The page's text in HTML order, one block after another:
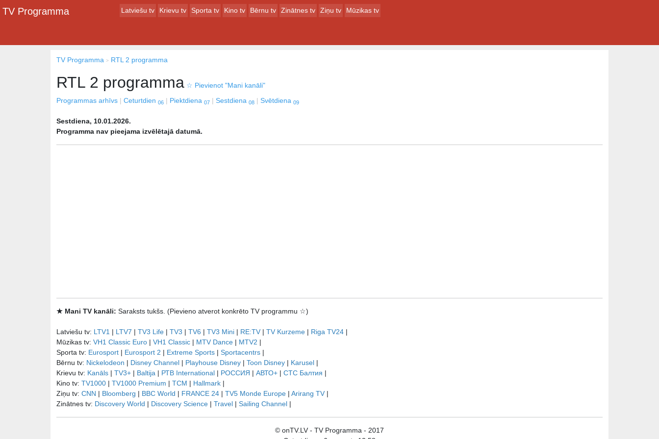
TV Programma Latviešu tv Krievu tv Sporta tv Kino tv Bērnu tv Zinātnes tv Ziņu tv Mūzikas tv
TV Programma RTL 2 programma
RTL 2 programma ☆ Pievienot "Mani kanāli"
Programmas arhīvs
Ceturtdien 06 Piektdiena 07 Sestdiena 08 Svētdiena 09
Sestdiena, 10.01.2026.
Programma nav pieejama izvēlētajā datumā.
★ Mani TV kanāli: Saraksts tukšs. (Pievieno atverot konkrēto TV programmu ☆)
Latviešu tv: LTV1 | LTV7 | TV3 Life | TV3 | TV6 | TV3 Mini | RE:TV | TV Kurzeme | Riga TV24 |
Mūzikas tv: VH1 Classic Euro | VH1 Classic | MTV Dance | MTV2 |
Sporta tv: Eurosport | Eurosport 2 | Extreme Sports | Sportacentrs |
Bērnu tv: Nickelodeon | Disney Channel | Playhouse Disney | Toon Disney | Karusel |
Krievu tv: Kanāls | TV3+ | Baltija | РТB International | РОССИЯ | АВТО+ | СТС Балтия |
Kino tv: TV1000 | TV1000 Premium | TCM | Hallmark |
Ziņu tv: CNN | Bloomberg | BBC World | FRANCE 24 | TV5 Monde Europe | Arirang TV |
Zinātnes tv: Discovery World | Discovery Science | Travel | Sailing Channel |
© onTV.LV - TV Programma - 2017